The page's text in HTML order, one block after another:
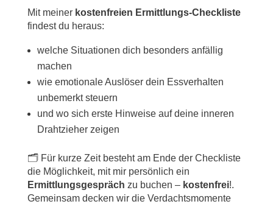
Mit meiner kostenfreien Ermittlungs-Checkliste
findest du heraus:
welche Situationen dich besonders anfällig
machen
wie emotionale Auslöser dein Essverhalten
unbemerkt steuern
und wo sich erste Hinweise auf deine inneren
Drahtzieher zeigen
🗂️ Für kurze Zeit besteht am Ende der Checkliste
die Möglichkeit, mit mir persönlich ein
Ermittlungsgespräch zu buchen – kostenfrei!.
Gemeinsam decken wir die Verdachtsmomente